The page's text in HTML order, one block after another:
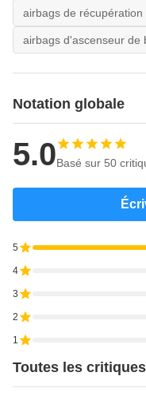
airbags de récupération
airbags d'ascenseur de
Notation globale
5.0Basé sur 50
5
4
3
2
1
Toutes les critiques